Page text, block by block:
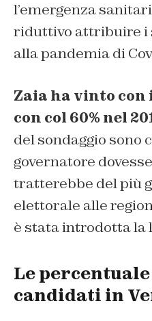
l’emergenza
riduttivo attribuire i
alla pandemia di
Zaia ha vinto con
con col 60% nel
del sondaggio sono
governatore
tratterebbe del più
elettorale alle
è stata introdotta la
Le
candidati in